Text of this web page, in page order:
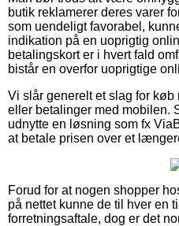
butik reklamerer deres varer
som uendeligt favorabel,
indikation på en uoprigtig
betalingskort er i hvert fald
bistår en overfor uoprigtige
Vi slår generelt et slag for
eller betalinger med mobilen.
udnytte en løsning som fx
at betale prisen over et
Forud for at nogen shopper
på nettet kunne de til hver en
forretningsaftale, dog er det